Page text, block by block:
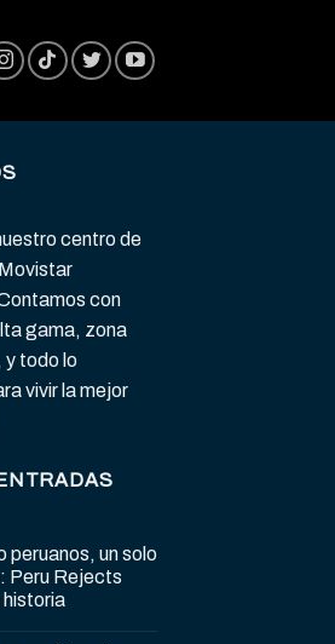
centro de
con
gama, zona
todo lo
vivir la mejor
peruanos, un solo
Peru Rejects
historia